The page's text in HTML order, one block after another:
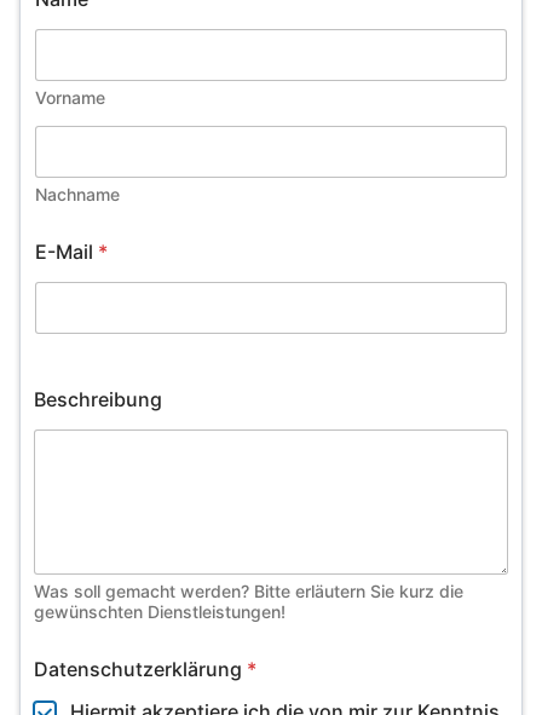
Vorname
Nachname
E-Mail *
Beschreibung
Was soll gemacht werden? Bitte erläutern Sie kurz die
gewünschten Dienstleistungen!
Datenschutzerklärung *